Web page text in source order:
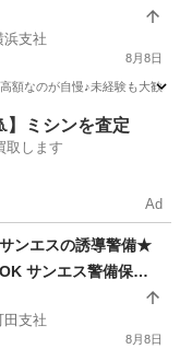
浜支社
8月8日
のが自慢♪未経験も大歓迎
ス警備保障株式会社
】ミシンを査定
取します
Ad
サンエスの誘導警備★
サンエス警備保障
田支社
8月8日